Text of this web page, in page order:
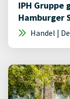
IPH Gruppe
Hamburger
Handel |